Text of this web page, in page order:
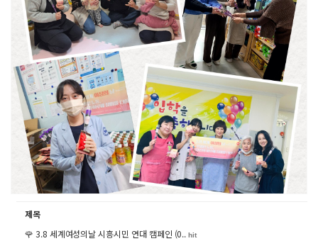
제목
🌹 3.8 세계여성의날 시흥시민 연대 캠페인 (0..hit